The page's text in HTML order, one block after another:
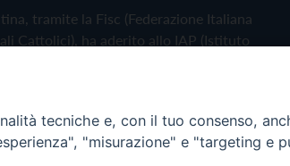
tramite la Fisc (Federazione Italiana
Cattolici), ha aderito allo IAP (Istituto
Cookie Policy
tecniche e, con il tuo consenso,
"misurazione" e "targeting e